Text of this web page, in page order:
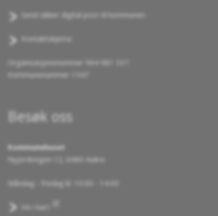
Send sikker digital post til kommunen
Kontaktskjema
Organisasjonsnummer 964 981 337
Kommunenummer 1547
Besøk oss
Kommunehuset
Nyjordvegen 12, 6480 Aukra
Måndag - fredag kl. 10.00 - 14.00
Vis i kart